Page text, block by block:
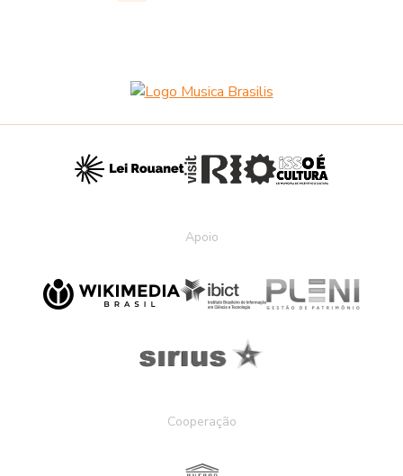
Apoio
Cooperação